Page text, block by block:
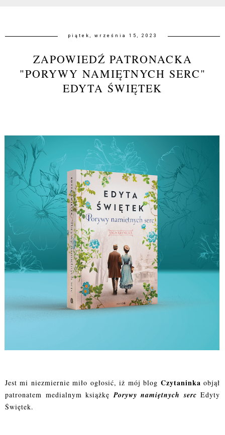
piątek, września 15, 2023
ZAPOWIEDŹ PATRONACKA
"PORYWY NAMIĘTNYCH SERC"
EDYTA ŚWIĘTEK
Jest mi niezmiernie miło ogłosić, iż mój blog Czytaninka objął
patronatem medialnym książkę Porywy namiętnych serc Edyty
Świętek.